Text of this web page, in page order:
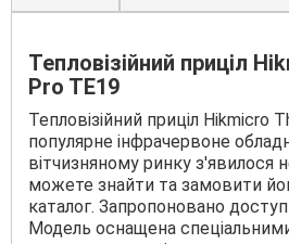
Тепловізійний приціл
Pro TE19
Тепловізійний приціл Hikmicro
популярне інфрачервоне
вітчизняному ринку з'явилося
можете знайти та замовити
каталог. Запропоновано
Модель оснащена